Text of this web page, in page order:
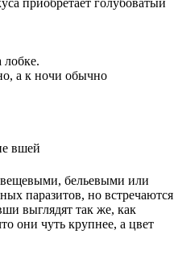
приобретает голубоватый
а к ночи обычно
вшей
бельевыми или
паразитов, но встречаются
выглядят так же, как
они чуть крупнее, а цвет